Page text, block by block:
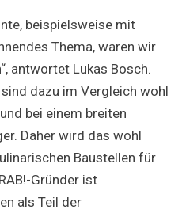
beispielsweise mit
Thema, waren wir
antwortet Lukas Bosch.
dazu im Vergleich wohl
bei einem breiten
Daher wird das wohl
Baustellen für
Gründer ist
als Teil der